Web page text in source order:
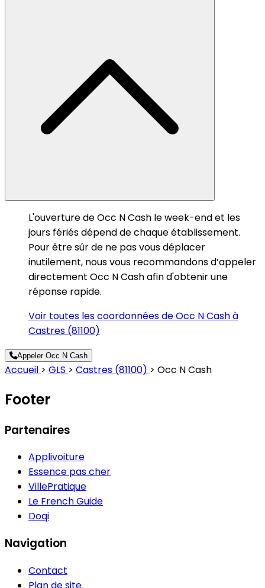
L'ouverture de Occ N Cash le week-end et les
jours fériés dépend de chaque établissement.
Pour être sûr de ne pas vous déplacer
inutilement, nous vous recommandons d’appeler
directement Occ N Cash afin d'obtenir une
réponse rapide.
Voir toutes les coordonnées de Occ N Cash à
Castres (81100)
Appeler Occ N Cash
Accueil > GLS > Castres (81100) > Occ N Cash
Footer
Partenaires
Applivoiture
Essence pas cher
VillePratique
Le French Guide
Doqi
Navigation
Contact
Plan de site